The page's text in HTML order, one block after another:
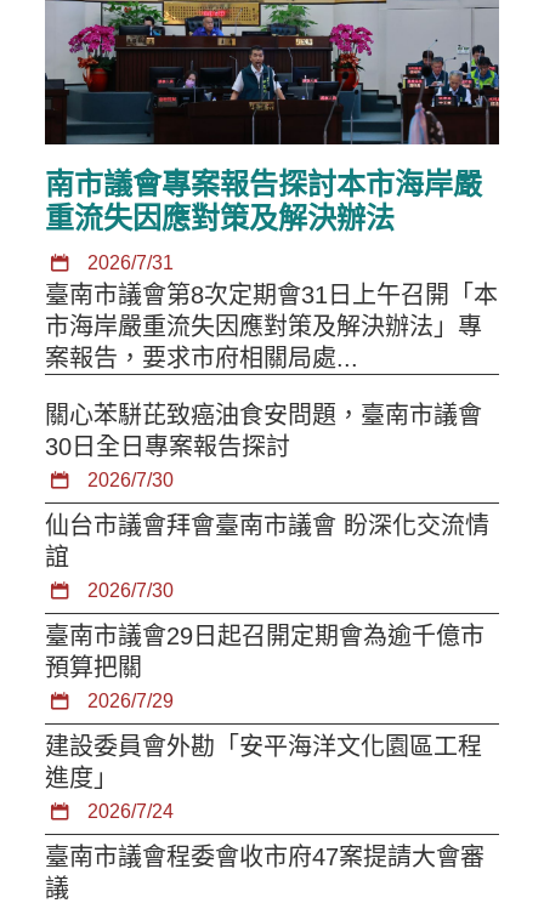
南市議會專案報告探討本市海岸嚴
重流失因應對策及解決辦法
2026/7/31
臺南市議會第8次定期會31日上午召開「本
市海岸嚴重流失因應對策及解決辦法」專
案報告，要求市府相關局處...
關心苯駢芘致癌油食安問題，臺南市議會
30日全日專案報告探討
2026/7/30
仙台市議會拜會臺南市議會 盼深化交流情
誼
2026/7/30
臺南市議會29日起召開定期會為逾千億市
預算把關
2026/7/29
建設委員會外勘「安平海洋文化園區工程
進度」
2026/7/24
臺南市議會程委會收市府47案提請大會審
議